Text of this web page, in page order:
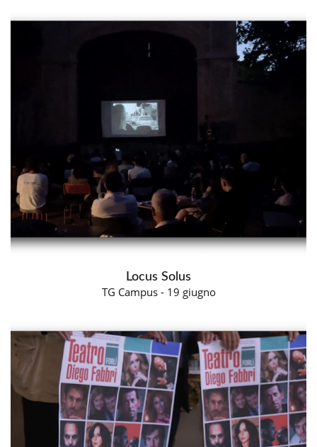
Locus Solus
TG Campus - 19 giugno